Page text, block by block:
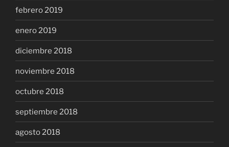
febrero 2019
enero 2019
diciembre 2018
noviembre 2018
octubre 2018
septiembre 2018
agosto 2018